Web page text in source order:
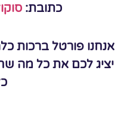
כתובת: סוקולוב
אנחנו פורטל ברכות
יציג לכם את כל מה